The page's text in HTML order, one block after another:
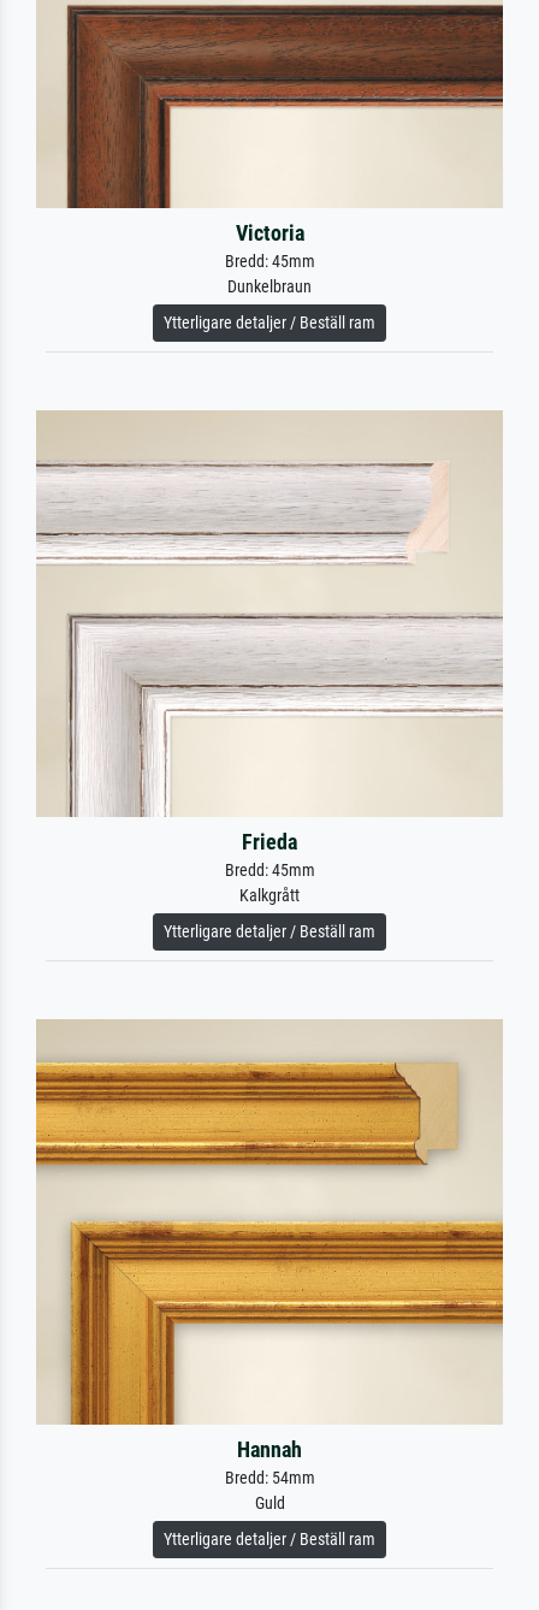
Victoria
Bredd: 45mm
Dunkelbraun
Ytterligare detaljer / Beställ ram
Frieda
Bredd: 45mm
Kalkgrått
Ytterligare detaljer / Beställ ram
Hannah
Bredd: 54mm
Guld
Ytterligare detaljer / Beställ ram